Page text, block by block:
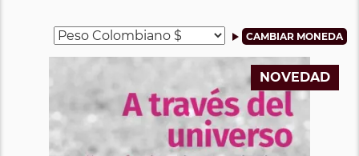
NOVEDAD